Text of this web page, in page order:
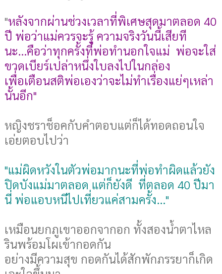
"หลังจากผ่านช่วงเวลาที่พิเศษสุดมาตลอด 40
ปี พ่อว่าแม่ควรจะรู้ ความจริงวันนี้เสียที
นะ...คือว่าทุกครั้งที่พ่อทำนอกใจแม่ พ่อจะใส่
ขวดเบียร์เปล่าหนึ่งใบลงไปในกล่อง
เพื่อเตือนสติพ่อเองว่าจะไม่ทำเรื่องแย่ๆเหล่า
นั้นอีก"
หญิงชราช็อคกับคำตอบแต่ก็ได้ทอดถอนใจ
เอ่ยตอบไปว่า
"แม่ผิดหวังในตัวพ่อมากนะที่พ่อทำผิดแล้วยัง
ปิดบังแม่มาตลอด แต่ก็ยังดี ที่ตลอด 40 ปีมา
นี่ พ่อแอบหนีไปเที่ยวแค่สามครั้ง..."
เหมือนยกภูเขาออกจากอก ทั้งสองน้ำตาไหล
รินพร้อมโผเข้ากอดกัน
อย่างมีความสุข กอดกันได้สักพักภรรยาก็เกิด